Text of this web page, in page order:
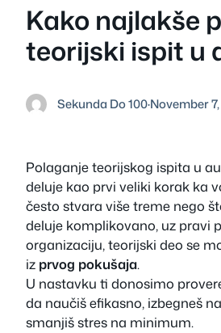
Kako najlakše
teorijski ispit u
Sekunda Do 100·November
Polaganje teorijskog ispita u
deluje kao prvi veliki korak ka
često stvara više treme nego
deluje komplikovano, uz pravi
organizaciju, teorijski deo se
iz prvog pokušaja.
U nastavku ti donosimo
da naučiš efikasno, izbegneš
smanjiš stres na minimum.